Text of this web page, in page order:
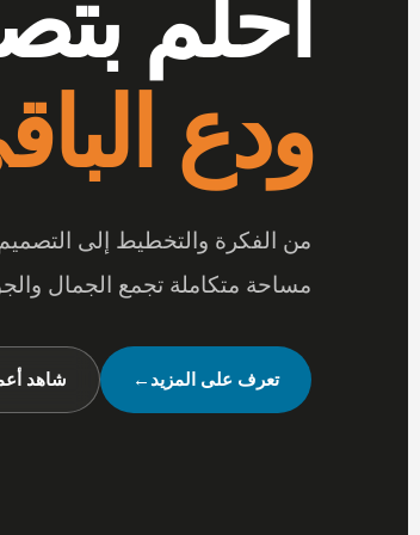
احلم
ودع
من الفكرة والتخطيط إلى
تعرف على المزيد← شاهد
أرقى
بتفاصيل
عندما تجتمع أرقى المفروشات مع
متكاملة تعكس شخصيتك وأسلوب